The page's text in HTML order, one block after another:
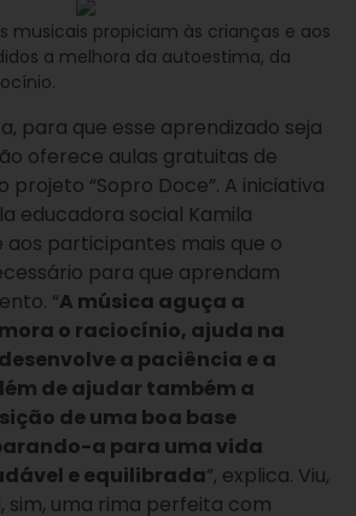
musicais propiciam às crianças e aos
a melhora da autoestima, da
para que esse aprendizado seja
oferece aulas gratuitas de
projeto “Sopro Doce”. A iniciativa
educadora social Kamila
aos participantes mais que o
para que aprendam
“A música aguça a
o raciocínio, ajuda na
a paciência e a
de ajudar também a
de uma boa base
a para uma vida
e equilibrada”, explica. Viu,
sim, uma rima perfeita com